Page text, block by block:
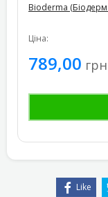
Bioderma
Ціна:
789,00 грн
Like